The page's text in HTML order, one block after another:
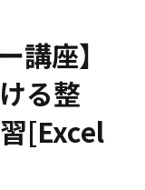
講座】
る整
[Excel